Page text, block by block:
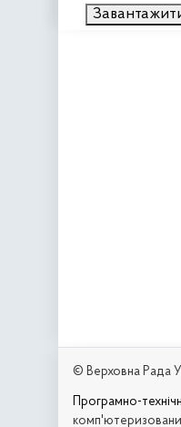
© Верховна Рада
Програмно-